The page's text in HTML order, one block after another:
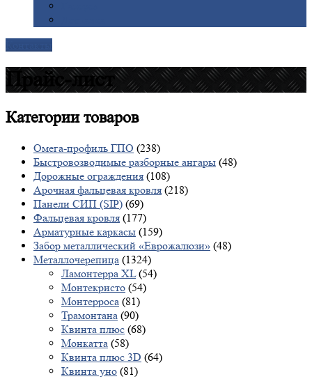
Прайс-лист
Категориитоваров
Омега-профиль ГПО (238)
Быстровозводимые разборные ангары (48)
Дорожные ограждения (108)
Арочная фальцевая кровля (218)
Панели СИП (SIP) (69)
Фальцевая кровля (177)
Арматурные каркасы (159)
Забор металлический «Еврожалюзи» (48)
Металлочерепица (1324)
Ламонтерра XL (54)
Монтекристо (54)
Монтерроса (81)
Трамонтана (90)
Квинта плюс (68)
Монкатта (58)
Квинта плюс 3D (64)
Квинта уно (81)